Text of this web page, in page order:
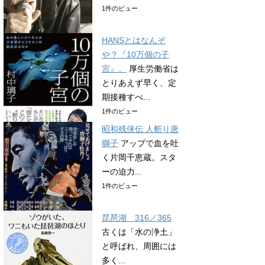
1件のビュー
HANSとはなんぞ
や？『10万個の子
宮』。
厚生労働省は
とりあえず早く、定
期接種すべ...
1件のビュー
昭和残侠伝 人斬り唐
獅子 アップで血を吐
く片岡千恵蔵。スタ
ーの迫力...
1件のビュー
琵琶湖 316／365
古くは「水の浄土」
と呼ばれ、周囲には
多く...